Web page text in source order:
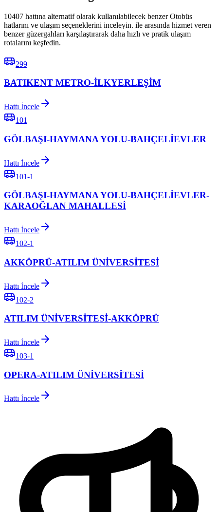
10407 hattına alternatif olarak kullanılabilecek benzer Otobüs
hatlarını ve ulaşım seçeneklerini inceleyin. ile arasında hizmet veren
benzer güzergahları karşılaştırarak daha hızlı ve pratik ulaşım
rotalarını keşfedin.
299
BATIKENT METRO-İLKYERLEŞİM
Hattı İncele
101
GÖLBAŞI-HAYMANA YOLU-BAHÇELİEVLER
Hattı İncele
101-1
GÖLBAŞI-HAYMANA YOLU-BAHÇELİEVLER-
KARAOĞLAN MAHALLESİ
Hattı İncele
102-1
AKKÖPRÜ-ATILIM ÜNİVERSİTESİ
Hattı İncele
102-2
ATILIM ÜNİVERSİTESİ-AKKÖPRÜ
Hattı İncele
103-1
OPERA-ATILIM ÜNİVERSİTESİ
Hattı İncele